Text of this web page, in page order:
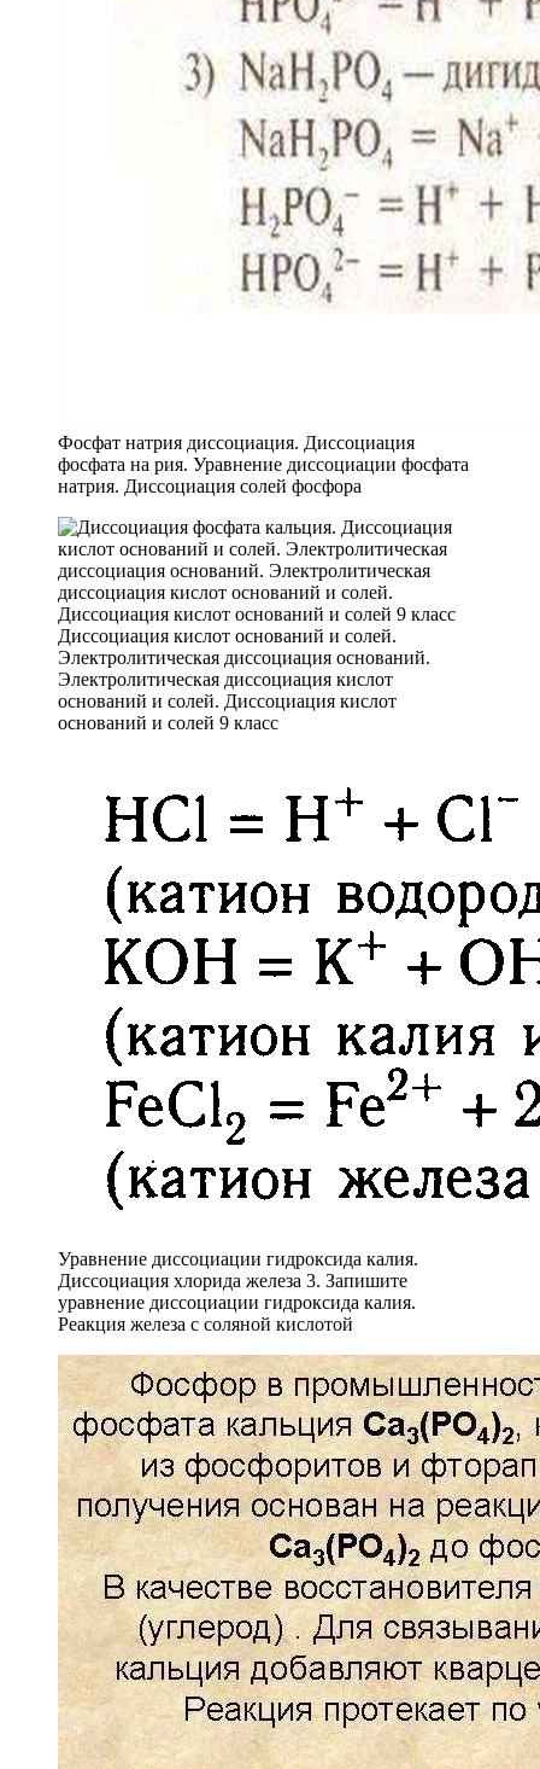
Фосфат натрия диссоциация. Диссоциация
фосфата на рия. Уравнение диссоциации фосфата
натрия. Диссоциация солей фосфора
Диссоциация кислот оснований и солей.
Электролитическая диссоциация оснований.
Электролитическая диссоциация кислот
оснований и солей. Диссоциация кислот
оснований и солей 9 класс
Уравнение диссоциации гидроксида калия.
Диссоциация хлорида железа 3. Запишите
уравнение диссоциации гидроксида калия.
Реакция железа с соляной кислотой